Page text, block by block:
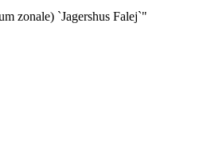
zonale) `Jagershus Falej`"